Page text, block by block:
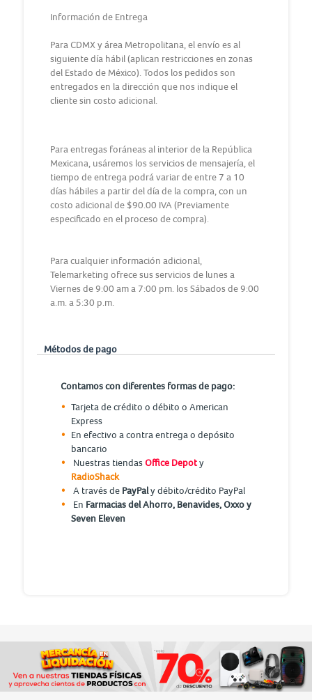
Información de Entrega
Para CDMX y área Metropolitana, el envío es al
siguiente día hábil (aplican restricciones en zonas
del Estado de México). Todos los pedidos son
entregados en la dirección que nos indique el
cliente sin costo adicional.
Para entregas foráneas al interior de la República
Mexicana, usáremos los servicios de mensajería, el
tiempo de entrega podrá variar de entre 7 a 10
días hábiles a partir del día de la compra, con un
costo adicional de $90.00 IVA (Previamente
especificado en el proceso de compra).
Para cualquier información adicional,
Telemarketing ofrece sus servicios de lunes a
Viernes de 9:00 am a 7:00 pm. los Sábados de 9:00
a.m. a 5:30 p.m.
Métodos de pago
Contamos con diferentes formas de pago:
Tarjeta de crédito o débito o American
Express
En efectivo a contra entrega o depósito
bancario
Nuestras tiendasOffice Depoty
RadioShack
A través de PayPaly débito/crédito PayPal
En Farmacias del Ahorro, Benavides, Oxxo y
Seven Eleven